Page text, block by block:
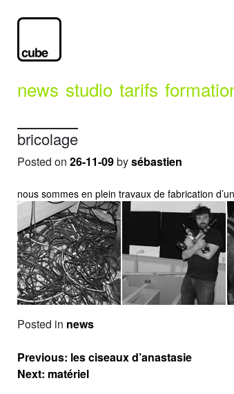
news studio tarifs
bricolage
Posted on 26-11-09bysébastien
nous sommes en plein travaux de fabrication
Posted in news
Navigation
de
l’article
Previous: les ciseaux d’anastasie
Next: matériel